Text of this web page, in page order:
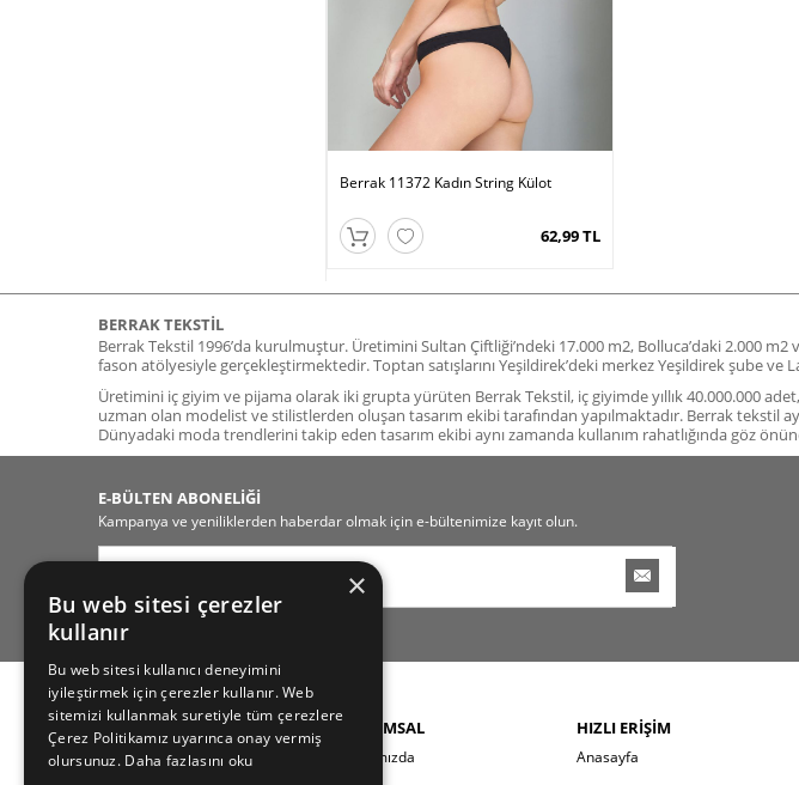
Berrak 11372 Kadın String Külot
62,99 TL
BERRAK TEKSTIL
Berrak Tekstil 1996’da kurulmuştur. Üretimini Sultan Çiftliği’ndeki 17.000 m2, Bolluca’daki 2.000
fason atölyesiyle gerçekleştirmektedir. Toptan satışlarını Yeşildirek’deki merkez Yeşildirek şube
Üretimini iç giyim ve pijama olarak iki grupta yürüten Berrak Tekstil, iç giyimde yıllık 40.000.000
uzman olan modelist ve stilistlerden oluşan tasarım ekibi tarafından yapılmaktadır. Berrak tekstil
Dünyadaki moda trendlerini takip eden tasarım ekibi aynı zamanda kullanım rahatlığında göz
E-BÜLTEN ABONELİĞİ
Kampanya ve yeniliklerden haberdar olmak için e-bültenimize kayıt olun.
KATEGORILER
Yeni Sezon
KURUMSAL
Hakkımızda
HIZLI ERIŞIM
Anasayfa
×
Bu web sitesi çerezler
kullanır
Bu web sitesi kullanıcı deneyimini
iyileştirmek için çerezler kullanır. Web
sitemizi kullanmak suretiyle tüm çerezlere
Çerez Politikamız uyarınca onay vermiş
olursunuz. Daha fazlasını oku